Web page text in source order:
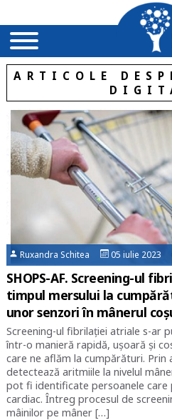
ARTICOLE
Ruxandra Schitea 05 iulie 2023
SHOPS-AF. Screening-ul
timpul mersului la
unor senzori în mânerul
Screening-ul fibrilației atriale s-ar
într-o manieră rapidă, ușoară și
care ne aflăm la cumpărături. Prin
detectează aritmiile la nivelul
pot fi identificate persoanele
cardiac. Întreg procesul de
mâinilor pe mâner […]